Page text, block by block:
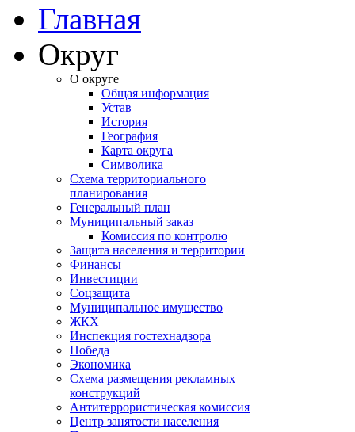
Главная
Округ
О округе
Общая информация
Устав
История
География
Карта округа
Символика
Схема территориального
планирования
Генеральный план
Муниципальный заказ
Комиссия по контролю
Защита населения и территории
Финансы
Инвестиции
Соцзащита
Муниципальное имущество
ЖКХ
Инспекция гостехнадзора
Победа
Экономика
Схема размещения рекламных
конструкций
Антитеррористическая комиссия
Центр занятости населения